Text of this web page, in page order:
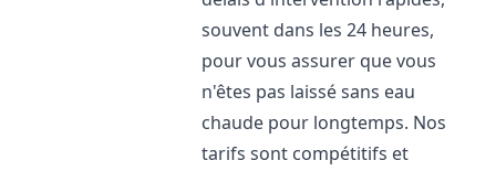
souvent dans les 24 heures,
pour vous assurer que vous
n'êtes pas laissé sans eau
chaude pour longtemps. Nos
tarifs sont compétitifs et